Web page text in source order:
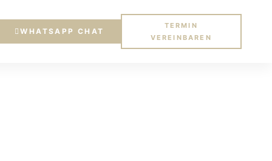
WHATSAPP CHAT
TERMIN
VEREINBAREN